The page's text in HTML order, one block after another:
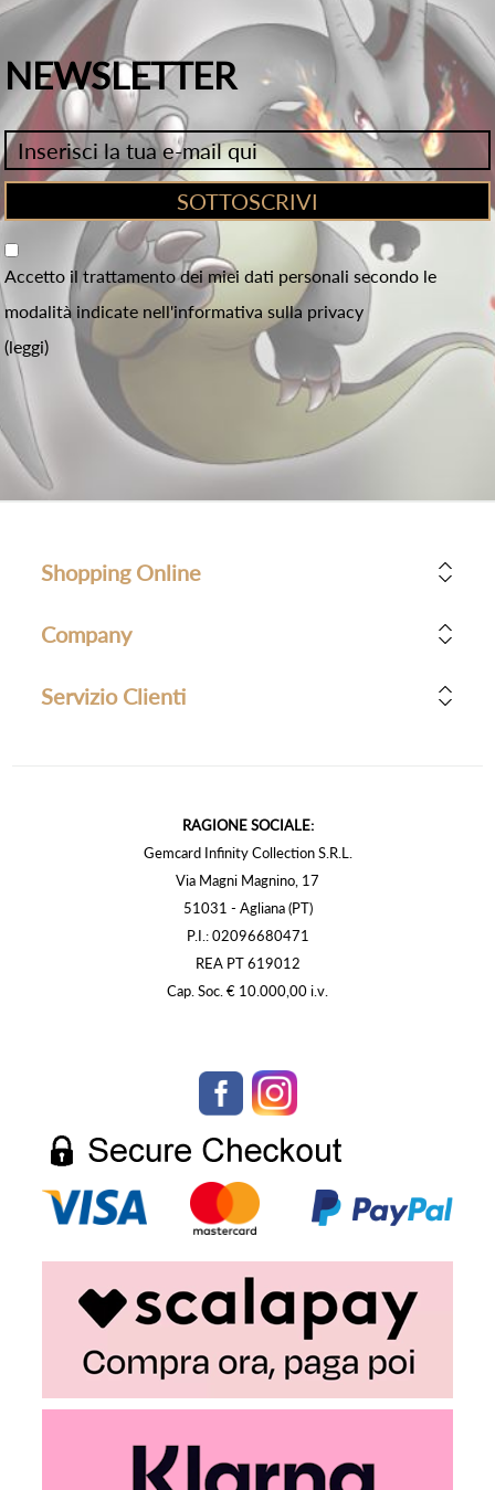
NEWSLETTER
Accetto il trattamento dei miei dati personali secondo le
modalità indicate nell'informativa sulla privacy
(leggi)
Shopping Online
Company
Servizio Clienti
RAGIONE SOCIALE:
Gemcard Infinity Collection S.R.L.
Via Magni Magnino, 17
51031 - Agliana (PT)
P.I.: 02096680471
REA PT 619012
Cap. Soc. € 10.000,00 i.v.